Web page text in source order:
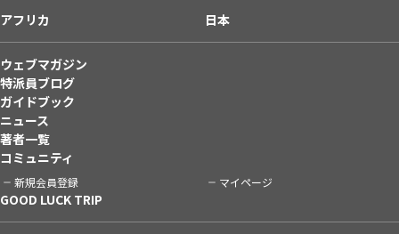
アフリカ
日本
ウェブマガジン
特派員ブログ
ガイドブック
ニュース
著者一覧
コミュニティ
新規会員登録 マイページ
GOOD LUCK TRIP